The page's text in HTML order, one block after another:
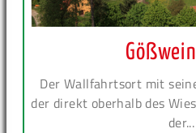
Der Wallfahrtsort mit
der direkt oberhalb des
der...